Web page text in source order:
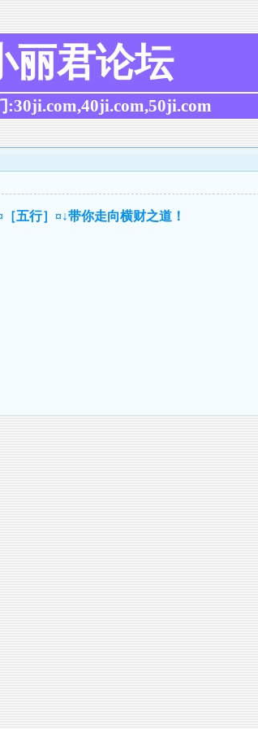
丽君论坛
:30ji.com,40ji.com,50ji.com
五行］¤↓带你走向横财之道！